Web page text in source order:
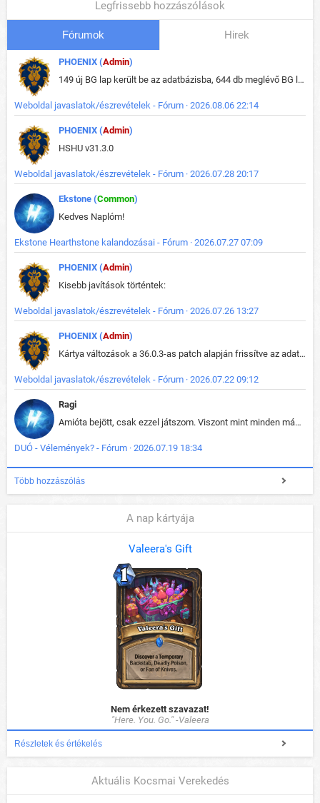
Legfrissebb hozzászólások
Fórumok Hirek
PHOENIX (Admin)
149 új BG lap került be az adatbázisba, 644 db meglévő BG lap módosult, bekerültek az új képek a megváltozott lapokhoz is.
Weboldal javaslatok/észrevételek - Fórum · 2026.08.06 22:14
PHOENIX (Admin)
HSHU v31.3.0
Weboldal javaslatok/észrevételek - Fórum · 2026.07.28 20:17
Ekstone (Common)
Kedves Naplóm!
Ekstone Hearthstone kalandozásai - Fórum · 2026.07.27 07:09
PHOENIX (Admin)
Kisebb javítások történtek:
Weboldal javaslatok/észrevételek - Fórum · 2026.07.26 13:27
PHOENIX (Admin)
Kártya változások a 36.0.3-as patch alapján frissítve az adatbázisban (képek is cserélve).
Weboldal javaslatok/észrevételek - Fórum · 2026.07.22 09:12
Ragi
Amióta bejött, csak ezzel játszom. Viszont mint minden más - akár az alapjáték is, ez is baromira összetett lett. Néha már pár kör után is esélytelen az egész. Vagy irreállisan túltápol valaki, vagy lelép a partner, vagy csak hülye mint a segg. És amikor eljönne az én időm, na akkor jön el mindenki másé is. Engem jobban érdekelne, hogy ki milyen ratingen szokott játszani. Na ez lenne egy érdekes adat.
DUÓ - Vélemények? - Fórum · 2026.07.19 18:34
Több hozzászólás
A nap kártyája
Valeera's Gift
Nem érkezett szavazat!
"Here. You. Go." -Valeera
Részletek és értékelés
Aktuális Kocsmai Verekedés